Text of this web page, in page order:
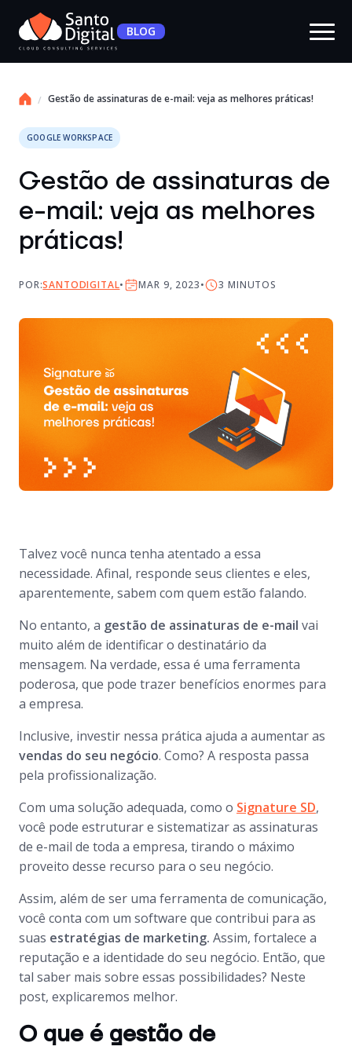
BLOG
Gestão de assinaturas de e-mail: veja as melhores práticas!
GOOGLE WORKSPACE
Gestão de assinaturas de
e-mail: veja as melhores
práticas!
POR:SANTODIGITAL MAR 9, 2023 3 MINUTOS
Talvez você nunca tenha atentado a essa
necessidade. Afinal, responde seus clientes e eles,
aparentemente, sabem com quem estão falando.
No entanto, a gestão de assinaturas de e-mail vai
muito além de identificar o destinatário da
mensagem. Na verdade, essa é uma ferramenta
poderosa, que pode trazer benefícios enormes para
a empresa.
Inclusive, investir nessa prática ajuda a aumentar as
vendas do seu negócio. Como? A resposta passa
pela profissionalização.
Com uma solução adequada, como o Signature SD,
você pode estruturar e sistematizar as assinaturas
de e-mail de toda a empresa, tirando o máximo
proveito desse recurso para o seu negócio.
Assim, além de ser uma ferramenta de comunicação,
você conta com um software que contribui para as
suas estratégias de marketing. Assim, fortalece a
reputação e a identidade do seu negócio. Então, que
tal saber mais sobre essas possibilidades? Neste
post, explicaremos melhor.
O que é gestão de